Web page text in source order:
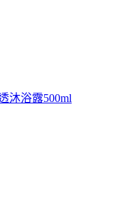
沐浴露500ml